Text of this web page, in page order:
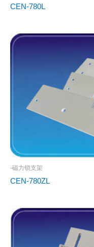
CEN-780L
-磁力锁支架
CEN-780ZL